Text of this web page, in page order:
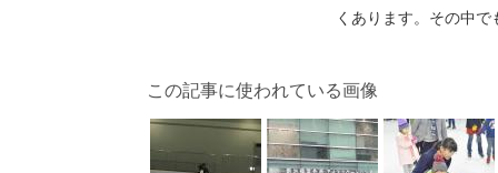
くあります。その中
この記事に使われている画像